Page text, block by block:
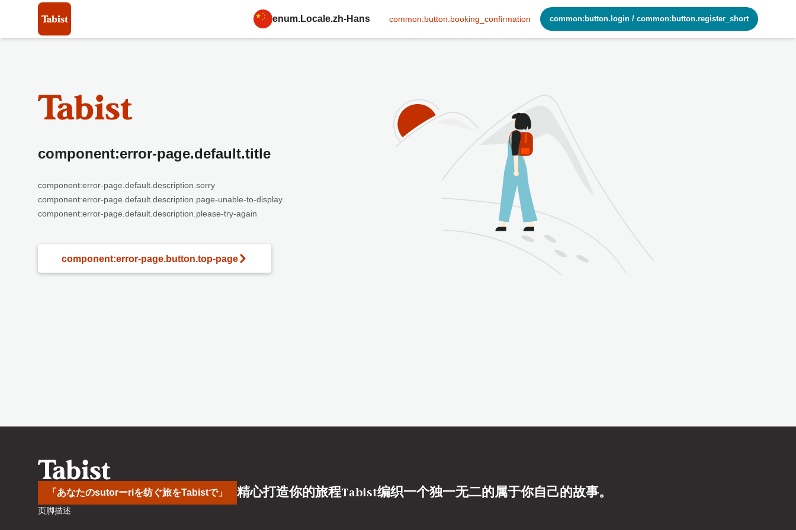
enum.Locale.zh-Hans common:button.booking_confirmation common:button.login / common:button.register_short
component:error-page.default.title
component:error-page.default.description.sorry
component:error-page.default.description.page-unable-to-display
component:error-page.default.description.please-try-again
component:error-page.button.top-page
「あなたのsutorーriを纺ぐ旅をTabistで」 精心打造你的旅程Tabist编织一个独一无二的属于你自己的故事。
页脚描述